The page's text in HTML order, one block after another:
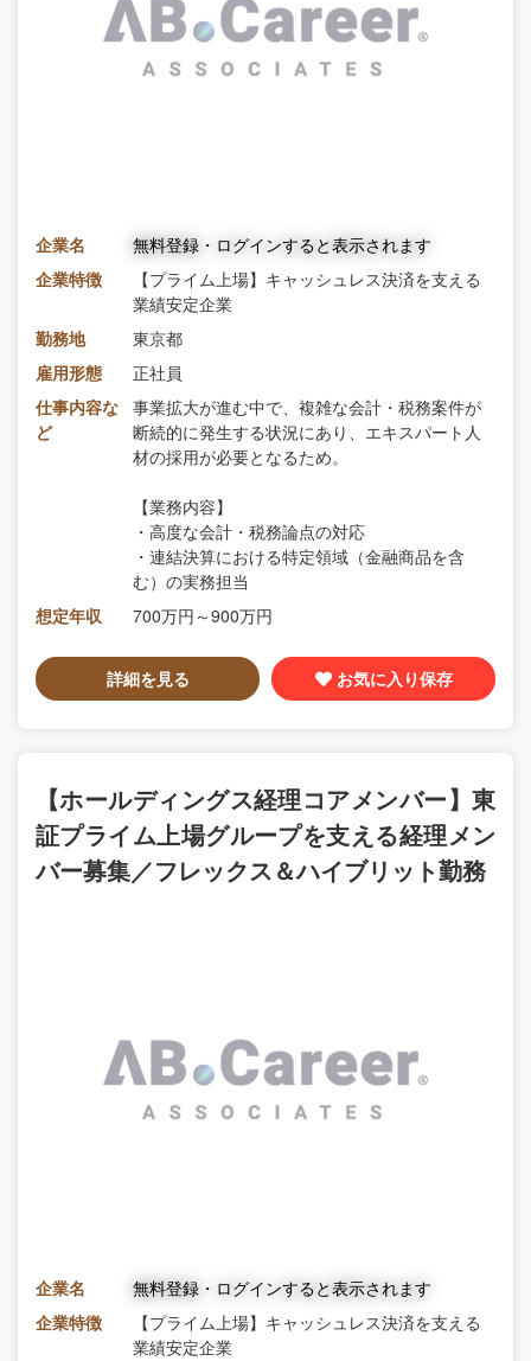
企業名
無料登録・ログインすると表示されます
企業特徴
【プライム上場】キャッシュレス決済を支える
業績安定企業
勤務地
東京都
雇用形態
正社員
仕事内容な
ど
事業拡大が進む中で、複雑な会計・税務案件が
断続的に発生する状況にあり、エキスパート人
材の採用が必要となるため。
【業務内容】
・高度な会計・税務論点の対応
・連結決算における特定領域（金融商品を含
む）の実務担当
想定年収
700万円～900万円
詳細を見る お気に入り保存
【ホールディングス経理コアメンバー】東
証プライム上場グループを支える経理メン
バー募集／フレックス＆ハイブリット勤務
企業名
無料登録・ログインすると表示されます
企業特徴
【プライム上場】キャッシュレス決済を支える
業績安定企業